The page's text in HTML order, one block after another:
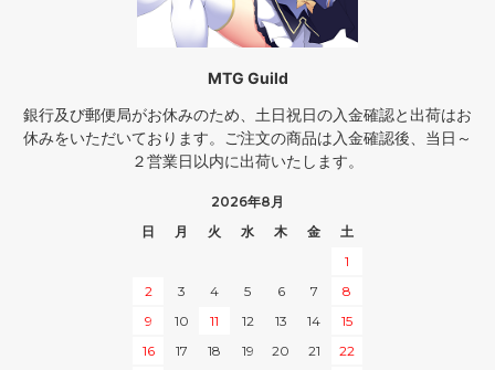
MTG Guild
銀行及び郵便局がお休みのため、土日祝日の入金確認と出荷はお
休みをいただいております。ご注文の商品は入金確認後、当日～
２営業日以内に出荷いたします。
2026年8月
日
月 火 水 木 金
土
1
2
3 4 5 6 7
8
9
10 11 12 13 14
15
16
17 18 19 20 21
22